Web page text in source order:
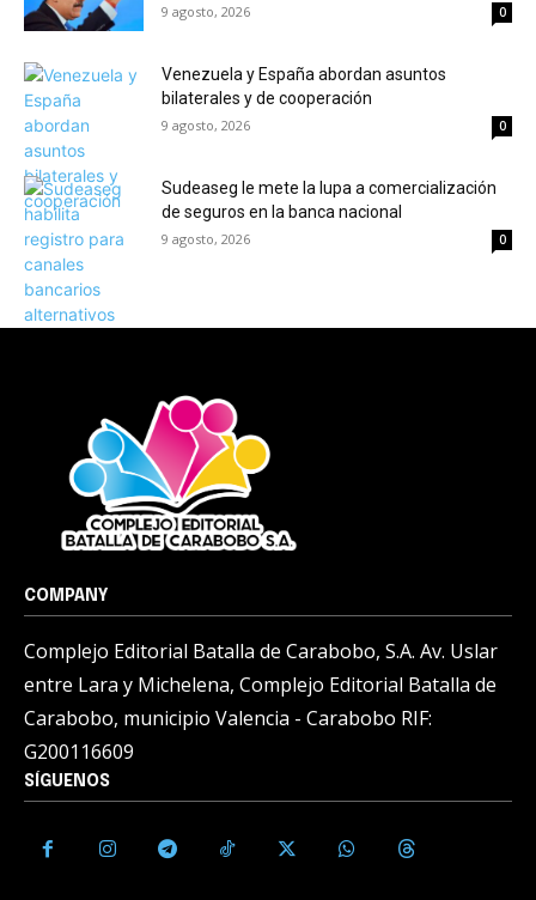
9 agosto, 2026 0
Venezuela y España abordan asuntos
bilaterales y de cooperación
9 agosto, 2026 0
Sudeaseg le mete la lupa a comercialización
de seguros en la banca nacional
9 agosto, 2026 0
COMPANY
Complejo Editorial Batalla de Carabobo, S.A. Av. Uslar
entre Lara y Michelena, Complejo Editorial Batalla de
Carabobo, municipio Valencia - Carabobo RIF:
G200116609
SÍGUENOS